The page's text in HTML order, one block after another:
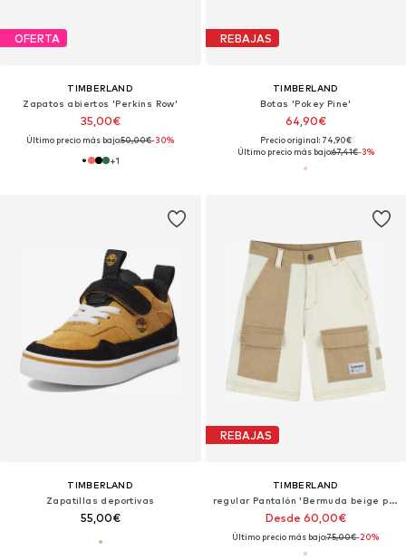
OFERTA
TIMBERLAND
Zapatos abiertos 'Perkins Row'
35,00€
Último precio más bajo:50,00€-30%
+1
REBAJAS
TIMBERLAND
Botas 'Pokey Pine'
64,90€
Precio original: 74,90€
Último precio más bajo:67,41€-3%
TIMBERLAND
Zapatillas deportivas
55,00€
REBAJAS
TIMBERLAND
regular Pantalón 'Bermuda beige per bambino'
Desde 60,00€
Último precio más bajo:75,00€-20%